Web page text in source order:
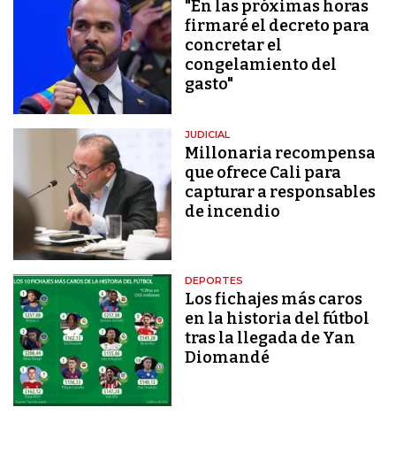
"En las próximas horas
firmaré el decreto para
concretar el
congelamiento del
gasto"
JUDICIAL
Millonaria recompensa
que ofrece Cali para
capturar a responsables
de incendio
DEPORTES
Los fichajes más caros
en la historia del fútbol
tras la llegada de Yan
Diomandé